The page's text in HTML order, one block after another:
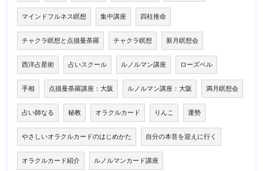
マインドフルネス瞑想 集中講座 四柱推命
チャクラ瞑想と点描曼荼羅 チャクラ瞑想 新月瞑想会
西洋占星術 占いスクール ルノルマン講座 ローズベル
手相 点描曼荼羅講座：大阪 ルノルマン講座：大阪 満月瞑想会
占い師なる 秘教 オラクルカード りんこ 運勢
やさしいオラクルカードのはじめかた 自分の本音を迎えに行く
オラクルカード紹介 ルノルマンカード講座